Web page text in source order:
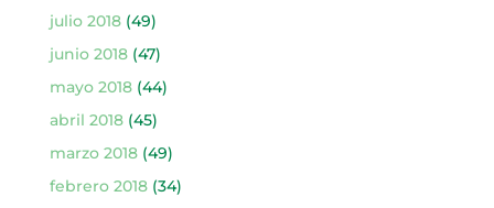
julio 2018(49)
junio 2018(47)
mayo 2018(44)
abril 2018(45)
marzo 2018(49)
febrero 2018(34)